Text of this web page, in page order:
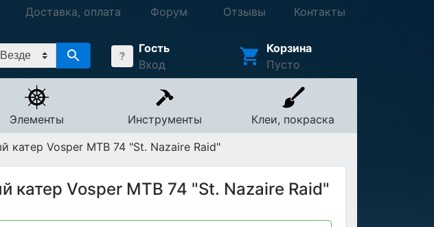
Доставка, оплата Форум Отзывы Контакты
Гость
Вход
Корзина
Пусто
Элементы Инструменты
Клеи, покраска
катер Vosper MTB 74 "St. Nazaire Raid"
катер Vosper MTB 74 "St. Nazaire Raid"